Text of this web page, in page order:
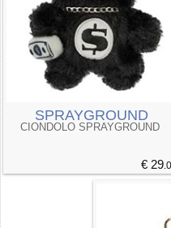
SPRAYGROUND
CIONDOLO SPRAYGROUND
€ 29